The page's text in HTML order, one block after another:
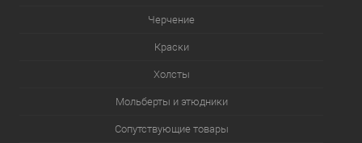
Черчение
Краски
Холсты
Мольберты и этюдники
Сопутствующие товары